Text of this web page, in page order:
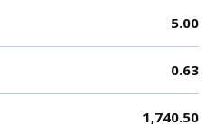
5.00
0.63
1,740.50